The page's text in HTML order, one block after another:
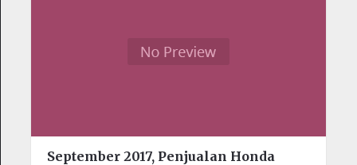
September 2017, Penjualan Honda